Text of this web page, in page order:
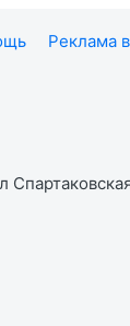
Реклама